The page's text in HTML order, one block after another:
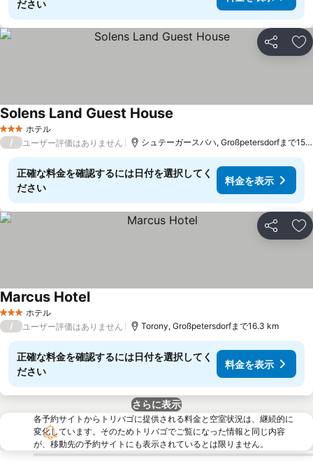
ださい
シェア お
3 ホテルのランク
ホテル
Solens Land Guest House
/ ユーザー評価はありません シュテーガースバハ, Großpetersdorfまで
正確な料金を確認するには日付を選択してく
ださい
料金を表示
シェア お
3 ホテルのランク
ホテル
Marcus Hotel料金を表示
/ ユーザー評価はありません Torony, Großpetersdorfまで16.3 km
正確な料金を確認するには日付を選択してく
ださい
料金を表示
さらに表示
各予約サイトからトリバゴに提供される料金と空室状況は、継続的に
変化しています。そのためトリバゴでご覧になった情報と同じ内容
が、移動先の予約サイトにも表示されているとは限りません。